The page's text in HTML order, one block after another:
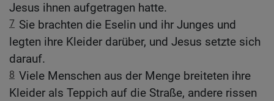
Jesus ihnen aufgetragen hatte.
7 Sie brachten die Eselin und ihr Junges und
legten ihre Kleider darüber, und Jesus setzte sich
darauf.
8 Viele Menschen aus der Menge breiteten ihre
Kleider als Teppich auf die Straße, andere rissen